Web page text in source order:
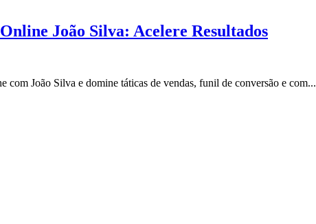
João Silva: Acelere Resultados
João Silva e domine táticas de vendas, funil de conversão e com...